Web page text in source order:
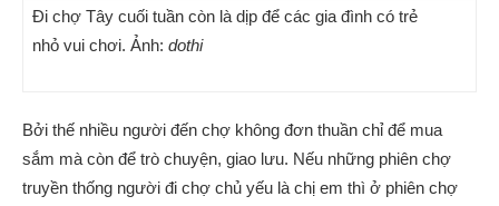
Đi chợ Tây cuối tuần còn là dịp để các gia đình có trẻ
nhỏ vui chơi. Ảnh: dothi
Bởi thế nhiều người đến chợ không đơn thuần chỉ để mua
sắm mà còn để trò chuyện, giao lưu. Nếu những phiên chợ
truyền thống người đi chợ chủ yếu là chị em thì ở phiên chợ